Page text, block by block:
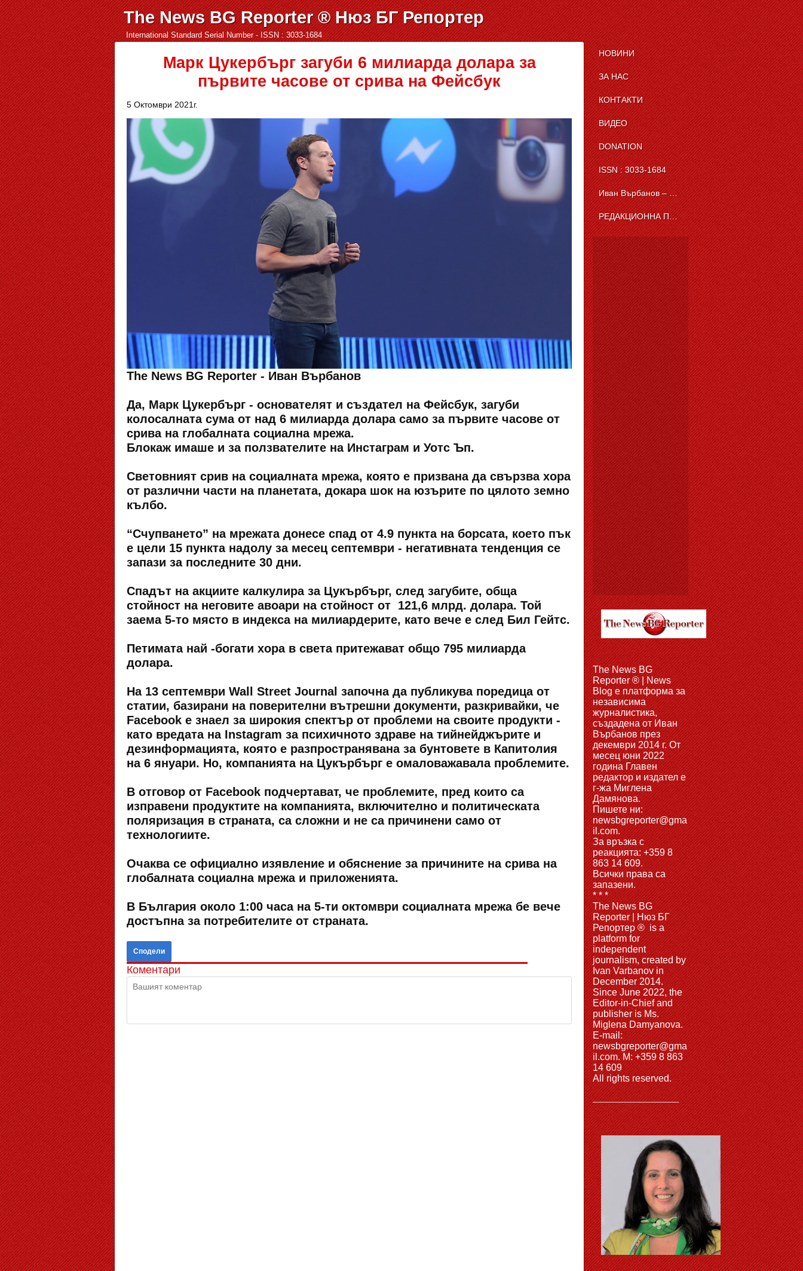
International Standard Serial Number - ISSN : 3033-1684
The News BG Reporter ® Нюз БГ Репортер
Марк Цукербърг загуби 6 милиарда долара за
първите часове от срива на Фейсбук
5 Октомври 2021г.
The News BG Reporter - Иван Върбанов
Да, Марк Цукербърг - основателят и създател на Фейсбук, загуби
колосалната сума от над 6 милиарда долара само за първите часове от
срива на глобалната социална мрежа.
Блокаж имаше и за ползвателите на Инстаграм и Уотс Ъп.
Световният срив на социалната мрежа, която е призвана да свързва хора
от различни части на планетата, докара шок на юзърите по цялото земно
кълбо.
“Счупването” на мрежата донесе спад от 4.9 пункта на борсата, което пък
е цели 15 пункта надолу за месец септември - негативната тенденция се
запази за последните 30 дни.
Спадът на акциите калкулира за Цукърбърг, след загубите, обща
стойност на неговите авоари на стойност от 121,6 млрд. долара. Той
заема 5-то място в индекса на милиардерите, като вече е след Бил Гейтс.
Петимата най -богати хора в света притежават общо 795 милиарда
долара.
На 13 септември Wall Street Journal започна да публикува поредица от
статии, базирани на поверителни вътрешни документи, разкривайки, че
Facebook е знаел за широкия спектър от проблеми на своите продукти -
като вредата на Instagram за психичното здраве на тийнейджърите и
дезинформацията, която е разпространявана за бунтовете в Капитолия
на 6 януари. Но, компанията на Цукърбърг е омаловажавала проблемите.
В отговор от Facebook подчертават, че проблемите, пред които са
изправени продуктите на компанията, включително и политическата
поляризация в страната, са сложни и не са причинени само от
технологиите.
Очаква се официално изявление и обяснение за причините на срива на
глобалната социална мрежа и приложенията.
В България около 1:00 часа на 5-ти октомври социалната мрежа бе вече
достъпна за потребителите от страната.
Сподели
Коментари
НОВИНИ
ЗА НАС
КОНТАКТИ
ВИДЕО
DONATION
ISSN : 3033-1684
Иван Върбанов – журналист | The News BG Reporter
РЕДАКЦИОННА ПОЛИТИКА НА THE NEWS BG REPORTER
The News BG
Reporter ® | News
Blog e платформа за
независима
журналистика,
създадена от Иван
Върбанов през
декември 2014 г. От
месец юни 2022
година Главен
редактор и издател е
г-жа Миглена
Дамянова.
Пишете ни:
newsbgreporter@gma
il.com.
За връзка с
реакцията: +359 8
863 14 609.
Всички права са
запазени.
* * *
The News BG
Reporter | Нюз БГ
Репортер ® is a
platform for
independent
journalism, created by
Ivan Varbanov in
December 2014.
Since June 2022, the
Editor-in-Chief and
publisher is Ms.
Miglena Damyanova.
Е-mail:
newsbgreporter@gma
il.com. M: +359 8 863
14 609
All rights reserved.